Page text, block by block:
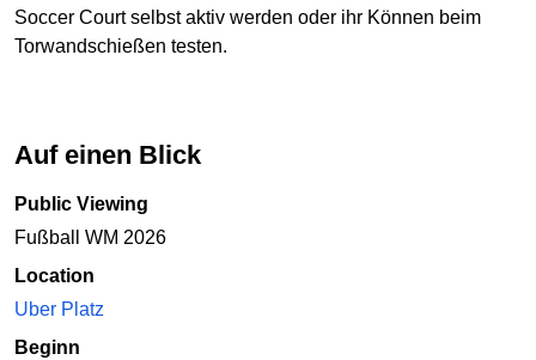
Soccer Court selbst aktiv werden oder ihr Können beim
Torwandschießen testen.
Auf einen Blick
Public Viewing
Fußball WM 2026
Location
Uber Platz
Beginn